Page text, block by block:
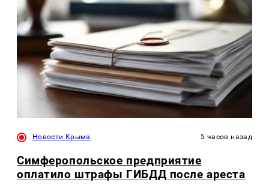
Новости Крыма 5 часов назад
Симферопольское предприятие
оплатило штрафы ГИБДД после ареста